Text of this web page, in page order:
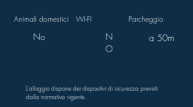
Animali domestici WI-FI
No
N
O
Parcheggio
a 50m
L'alloggio dispone dei dispositivi di sicurezza previsti
dalla normativa vigente.